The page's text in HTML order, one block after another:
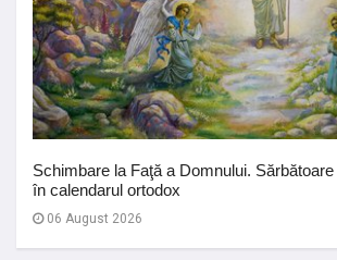
Schimbare la Faţă a Domnului.
în calendarul ortodox
06 August 2026